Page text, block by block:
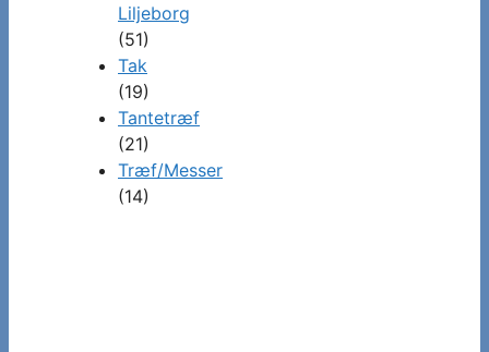
Liljeborg
(51)
Tak
(19)
Tantetræf
(21)
Træf/Messer
(14)